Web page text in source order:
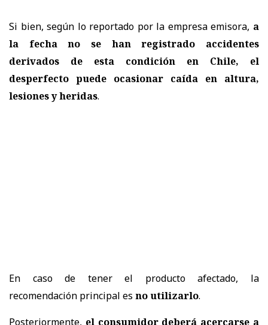
Si bien, según lo reportado por la empresa emisora, a
la fecha no se han registrado accidentes
derivados de esta condición en Chile, el
desperfecto puede ocasionar caída en altura,
lesiones y heridas.
En caso de tener el producto afectado, la
recomendación principal es no utilizarlo.
Posteriormente, el consumidor deberá acercarse a